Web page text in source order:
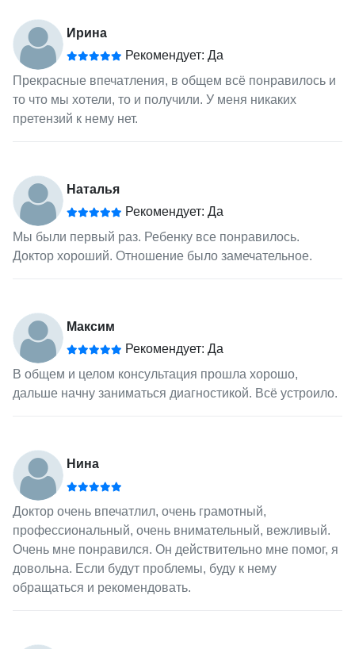
Ирина
Рекомендует: Да
Прекрасные впечатления, в общем всё понравилось и
то что мы хотели, то и получили. У меня никаких
претензий к нему нет.
Наталья
Рекомендует: Да
Мы были первый раз. Ребенку все понравилось.
Доктор хороший. Отношение было замечательное.
Максим
Рекомендует: Да
В общем и целом консультация прошла хорошо,
дальше начну заниматься диагностикой. Всё устроило.
Нина
Доктор очень впечатлил, очень грамотный,
профессиональный, очень внимательный, вежливый.
Очень мне понравился. Он действительно мне помог, я
довольна. Если будут проблемы, буду к нему
обращаться и рекомендовать.